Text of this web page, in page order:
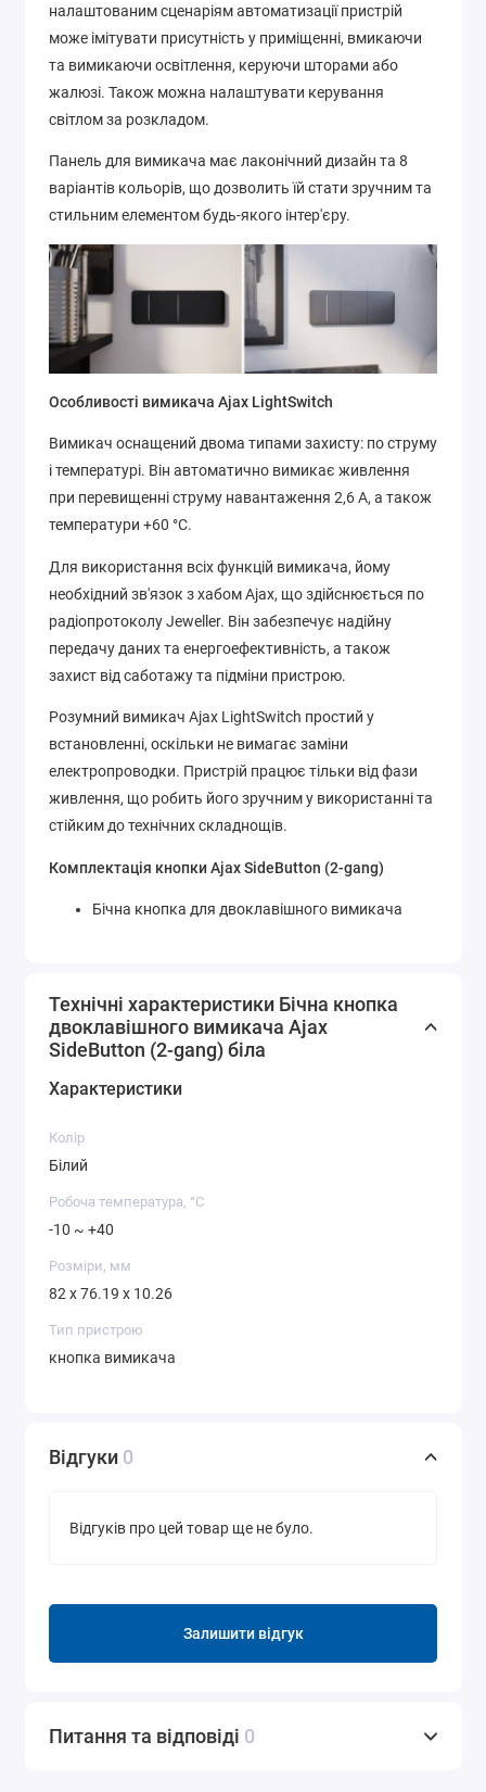
налаштованим сценаріям автоматизації пристрій
може імітувати присутність у приміщенні, вмикаючи
та вимикаючи освітлення, керуючи шторами або
жалюзі. Також можна налаштувати керування
світлом за розкладом.
Панель для вимикача має лаконічний дизайн та 8
варіантів кольорів, що дозволить їй стати зручним та
стильним елементом будь-якого інтер'єру.
Особливості вимикача Ajax LightSwitch
Вимикач оснащений двома типами захисту: по струму
і температурі. Він автоматично вимикає живлення
при перевищенні струму навантаження 2,6 А, а також
температури +60 °C.
Для використання всіх функцій вимикача, йому
необхідний зв'язок з хабом Ajax, що здійснюється по
радіопротоколу Jeweller. Він забезпечує надійну
передачу даних та енергоефективність, а також
захист від саботажу та підміни пристрою.
Розумний вимикач Ajax LightSwitch простий у
встановленні, оскільки не вимагає заміни
електропроводки. Пристрій працює тільки від фази
живлення, що робить його зручним у використанні та
стійким до технічних складнощів.
Комплектація кнопки Ajax SideButton (2-gang)
Бічна кнопка для двоклавішного вимикача
Технічні характеристики Бічна кнопка
двоклавішного вимикача Ajax
SideButton (2-gang) біла
Характеристики
Колір
Білий
Робоча температура, °C
-10 ~ +40
Розміри, мм
82 x 76.19 x 10.26
Тип пристрою
кнопка вимикача
Відгуки 0
Відгуків про цей товар ще не було.
Залишити відгук
Питання та відповіді 0